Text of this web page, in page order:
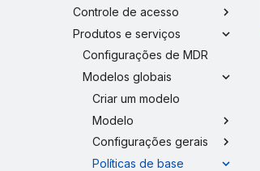
Controle de acesso
Produtos e serviços
Configurações de MDR
Modelos globais
Criar um modelo
Modelo
Configurações gerais
Políticas de base